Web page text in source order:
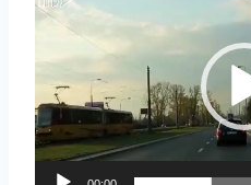
d
a
r
z